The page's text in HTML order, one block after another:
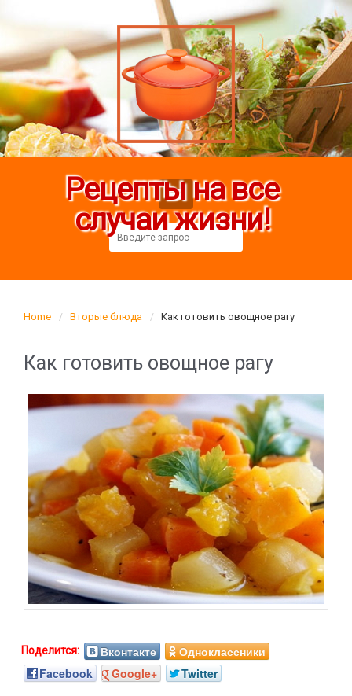
Рецепты на все
случаи жизни!
Home Вторые блюда Как готовить овощное рагу
Как готовить овощное рагу
Вконтакте
Одноклассники
Facebook
Google+ Twitter